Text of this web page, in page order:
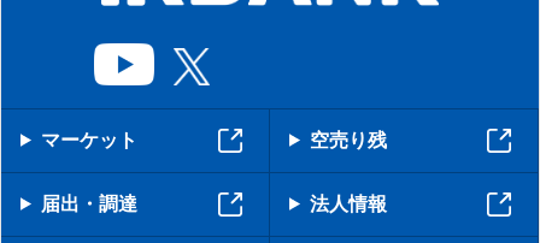
マーケット 空売り残
届出・調達 法人情報